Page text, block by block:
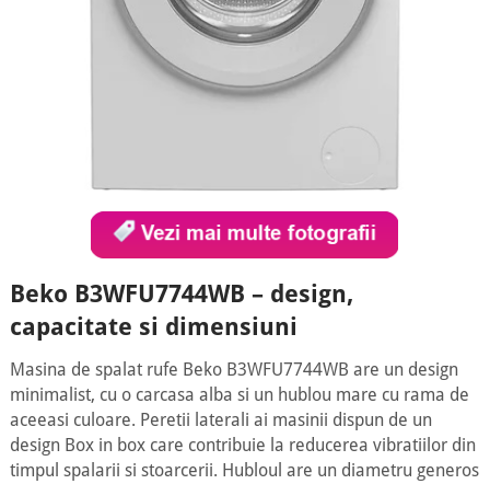
Beko B3WFU7744WB – design,
capacitate si dimensiuni
Masina de spalat rufe Beko B3WFU7744WB are un design
minimalist, cu o carcasa alba si un hublou mare cu rama de
aceeasi culoare. Peretii laterali ai masinii dispun de un
design Box in box care contribuie la reducerea vibratiilor din
timpul spalarii si stoarcerii. Hubloul are un diametru generos